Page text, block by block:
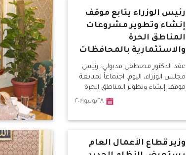
رئيس الوزراء يتابع موقف
إنشاء وتطوير مشروعات
المناطق الحرة
والاستثمارية بالمحافظات
عقد الدكتور مصطفى مدبولي، رئيس
مجلس الوزراء، اليوم، اجتماعاً لمتابعة
موقف إنشاء وتطوير المناطق الحرة
والإستثمارية، ضمن برنامج عمل
٢٨يوليو٢٠١٩
وزير قطاع الأعمال العام